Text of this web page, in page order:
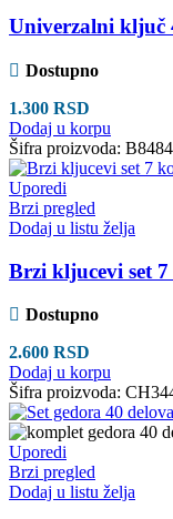
Univerzalni ključ
Dostupno
1.300 RSD
Dodaj u korpu
Šifra proizvoda:
Uporedi
Brzi pregled
Dodaj u listu želja
Brzi kljucevi set
Dostupno
2.600 RSD
Dodaj u korpu
Šifra proizvoda:
Uporedi
Brzi pregled
Dodaj u listu želja